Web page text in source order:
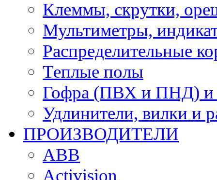
Клеммы, скрутки,
Мультиметры,
Распределительные
Теплые полы
Гофра (ПВХ и ПНД) и
Удлинители, вилки и
ПРОИЗВОДИТЕЛИ
ABB
Activision